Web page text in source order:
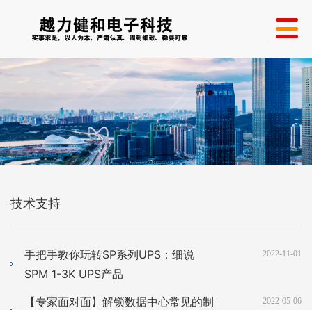
技术支持
手把手教你玩转SP系列UPS：细说
SPM 1-3K UPS产品
2022-11-01
【专家面对面】解锁数据中心常见的制
2022-05-06